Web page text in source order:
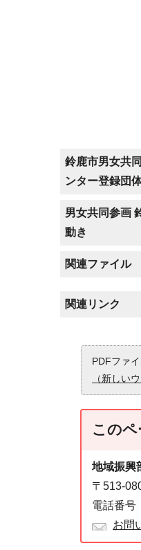
鈴鹿市男女共
ンター登録団
男女共同参画
動き
関連ファイル
関連リンク
PDFファ
（新しい
このペ
地域振
〒513-
電話番号
お問